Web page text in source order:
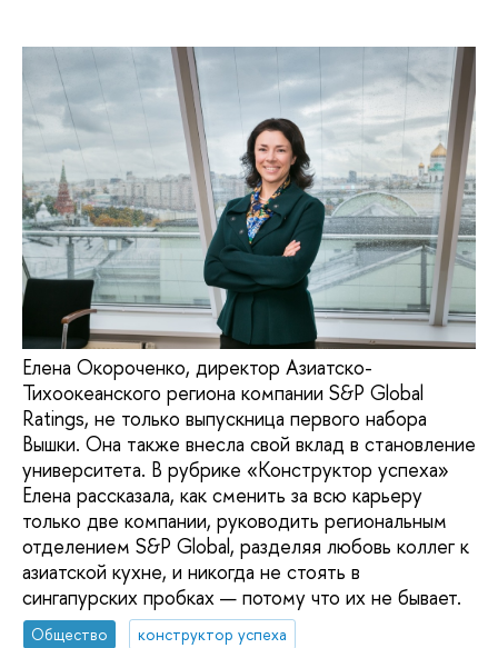
Елена Окороченко, директор Азиатско-
Тихоокеанского региона компании S&P Global
Ratings, не только выпускница первого набора
Вышки. Она также внесла свой вклад в становление
университета. В рубрике «Конструктор успеха»
Елена рассказала, как сменить за всю карьеру
только две компании, руководить региональным
отделением S&P Global, разделяя любовь коллег к
азиатской кухне, и никогда не стоять в
сингапурских пробках — потому что их не бывает.
Общество
конструктор успеха